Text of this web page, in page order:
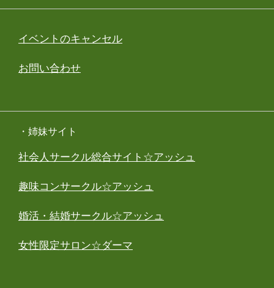
イベントのキャンセル
お問い合わせ
・姉妹サイト
社会人サークル総合サイト☆アッシュ
趣味コンサークル☆アッシュ
婚活・結婚サークル☆アッシュ
女性限定サロン☆ダーマ